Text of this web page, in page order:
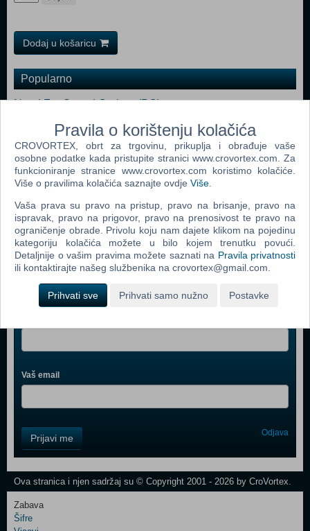
Dodaj u košaricu
Popularno
Need For Speed Carbon (PC)
Need For Speed Most Wanted (PC)
Need For Speed Underground 2 (PC)
Test Drive Unlimited (PC)
Need For Speed Prostreet (PC)
Need For Speed Undercover (N) (PC)
Webshop newsletter
Vaš email
Field
One
Newsletter
Control
Prijavi me Odjava
Ova stranica i njen sadržaj su © Copyright 2001 - 2026 by CroVortex.
Zabava
Šifre
Pravila o korištenju kolačića
CROVORTEX, obrt za trgovinu, prikuplja i obrađuje vaše
osobne podatke kada pristupite stranici www.crovortex.com. Za
funkcioniranje stranice www.crovortex.com koristimo kolačiće.
Više o pravilima kolačića saznajte ovdje Više
Vaša prava su pravo na pristup, pravo na brisanje, pravo na
ispravak, pravo na prigovor, pravo na prenosivost te pravo na
ograničenje obrade. Privolu koju nam dajete klikom na pojedinu
kategoriju kolačića možete u bilo kojem trenutku povući.
Detaljnije o vašim pravima možete saznati na Pravila privatnosti
ili kontaktirajte našeg službenika na crovortex@gmail.com.
Prihvati sve Prihvati samo nužno Postavke